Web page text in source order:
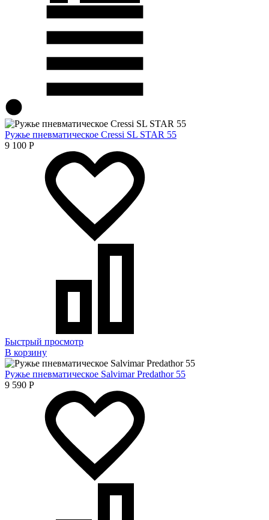
Ружье пневматическое Cressi SL STAR 55
9 100 Р
Быстрый просмотр
В корзину
Ружье пневматическое Salvimar Predathor 55
9 590 Р